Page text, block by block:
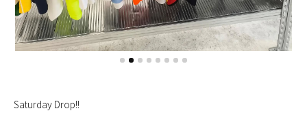
Saturday Drop!!